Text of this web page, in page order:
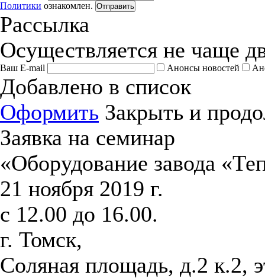
Политики ознакомлен. Отправить
Рассылка
Осуществляется не чаще
Ваш E-mail Анонсы новостей
Добавлено в список
Оформить Закрыть и
Заявка на семинар
«Оборудование завода
21 ноября 2019 г.
с 12.00 до 16.00.
г. Томск,
Соляная площадь, д.2 к.2,